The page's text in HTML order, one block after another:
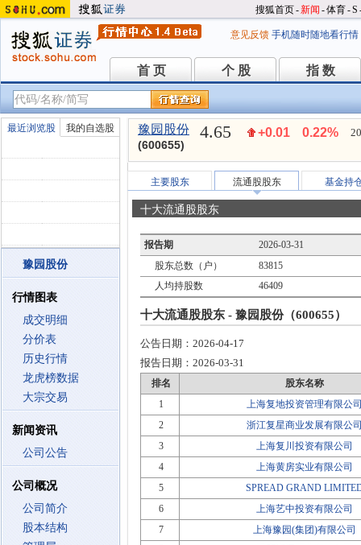
搜狐首页-新闻 -体育-S
意见反馈 手机随时随地看行情
首 页
首 页 个 股
个 股 指 数
指 数
最近浏览股 我的自选股
豫园股份
行情图表
成交明细
分价表
历史行情
龙虎榜数据
大宗交易
新闻资讯
公司公告
公司概况
公司简介
股本结构
豫园股份
(600655)
4.65 +0.01 0.22%
主要股东 流通股股东 基金持
十大流通股股东
报告期
2026-03-31
股东总数（户）
83815
人均持股数
46409
十大流通股股东 - 豫园股份（600655）
公告日期： 2026-04-17
报告日期： 2026-03-31
排名
股东名称
1
上海复地投资管理有限公
2
浙江复星商业发展有限公
3
上海复川投资有限公司
4
上海黄房实业有限公司
5
SPREAD GRAND
6
上海艺中投资有限公司
7
上海豫园(集团)有限公司